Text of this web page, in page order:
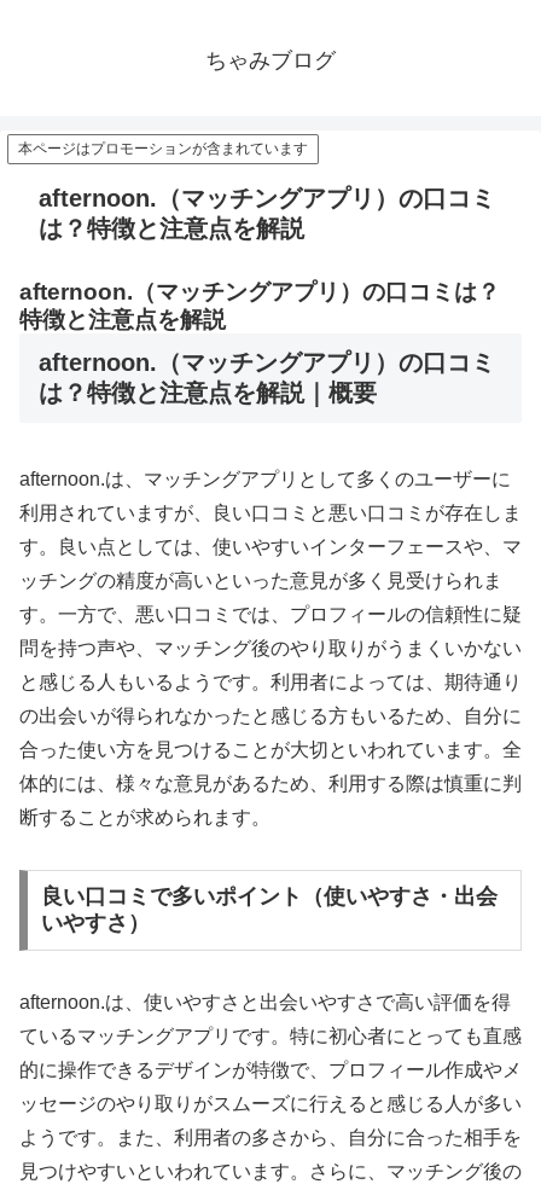
ちゃみブログ
本ページはプロモーションが含まれています
afternoon.（マッチングアプリ）の口コミ
は？特徴と注意点を解説
afternoon.（マッチングアプリ）の口コミは？
特徴と注意点を解説
afternoon.（マッチングアプリ）の口コミ
は？特徴と注意点を解説｜概要
afternoon.は、マッチングアプリとして多くのユーザーに
利用されていますが、良い口コミと悪い口コミが存在しま
す。良い点としては、使いやすいインターフェースや、マ
ッチングの精度が高いといった意見が多く見受けられま
す。一方で、悪い口コミでは、プロフィールの信頼性に疑
問を持つ声や、マッチング後のやり取りがうまくいかない
と感じる人もいるようです。利用者によっては、期待通り
の出会いが得られなかったと感じる方もいるため、自分に
合った使い方を見つけることが大切といわれています。全
体的には、様々な意見があるため、利用する際は慎重に判
断することが求められます。
良い口コミで多いポイント（使いやすさ・出会
いやすさ）
afternoon.は、使いやすさと出会いやすさで高い評価を得
ているマッチングアプリです。特に初心者にとっても直感
的に操作できるデザインが特徴で、プロフィール作成やメ
ッセージのやり取りがスムーズに行えると感じる人が多い
ようです。また、利用者の多さから、自分に合った相手を
見つけやすいといわれています。さらに、マッチング後の